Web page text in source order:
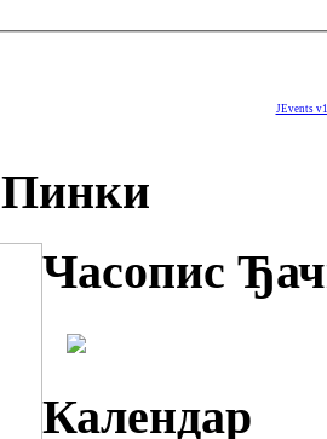
JEvents
Пинки
Часопис
Календар